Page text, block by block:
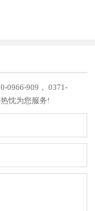
0966-909， 0371-
忱为您服务!